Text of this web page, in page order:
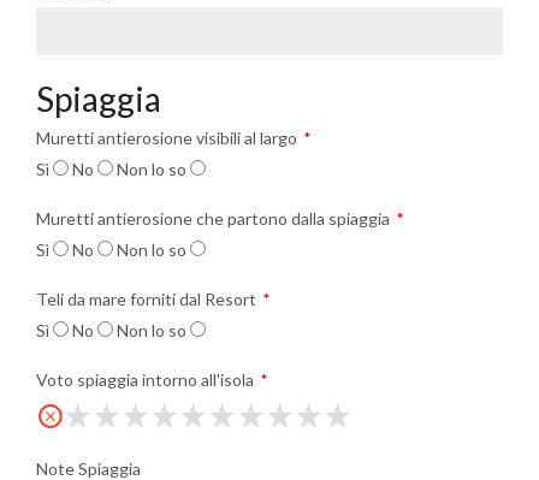
Spiaggia
Muretti antierosione visibili al largo
Sì
No Non lo so
Muretti antierosione che partono dalla spiaggia
Sì
No Non lo so
Teli da mare forniti dal Resort
Sì
No Non lo so
Voto spiaggia intorno all'isola
Note Spiaggia